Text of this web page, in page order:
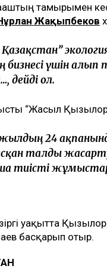
тамырымен
Жақыпбеков
Қазақстан”
бизнесі үшін
дейді ол.
“Жасыл
24
талды
тиісті
уақытта
басқарып отыр.